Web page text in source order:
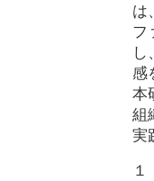
は
フ
し
感
本
組
実
１